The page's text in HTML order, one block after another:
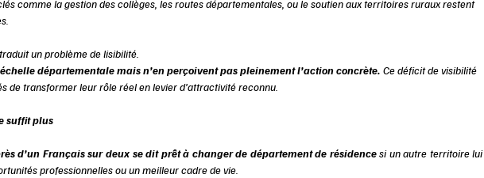
comme la gestion des collèges, les routes départementales, ou le soutien aux territoires ruraux restent
un problème de lisibilité.
départementale mais n’en perçoivent pas pleinement l’action concrète. Ce déficit de visibilité
de transformer leur rôle réel en levier d’attractivité reconnu.
suffit plus
d’un Français sur deux se dit prêt à changer de département de résidence si un autre territoire lui
professionnelles ou un meilleur cadre de vie.